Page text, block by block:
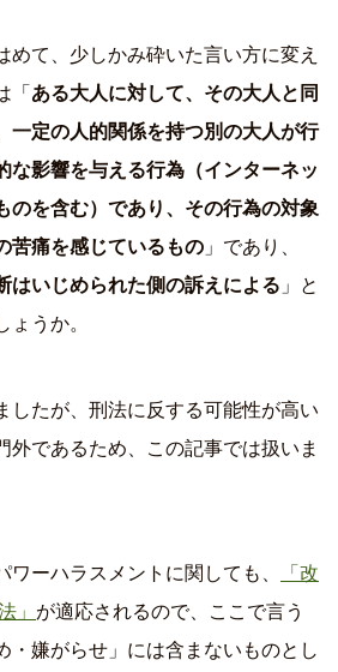
めて、少しかみ砕いた言い方に変え
「 ある大人に対して、その大人と同
一定の人的関係を持つ別の大人が行
な影響を与える行為（インターネッ
のを含む）であり、その行為の対象
苦痛を感じているもの 」であり、
はいじめられた側の訴えによる 」と
ょうか。
したが、刑法に反する可能性が高い
外であるため、この記事では扱いま
ワーハラスメントに関しても、
「改
」 が適応されるので、ここで言う
・嫌がらせ」には含まないものとし